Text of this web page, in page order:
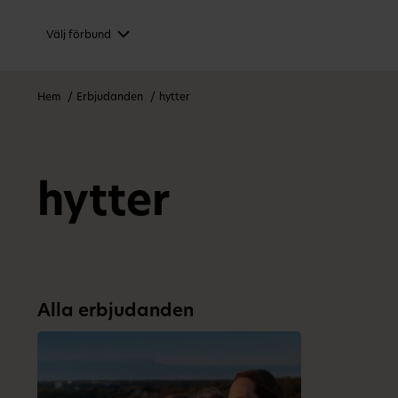
Välj förbund
Hem Erbjudanden hytter
hytter
Alla erbjudanden